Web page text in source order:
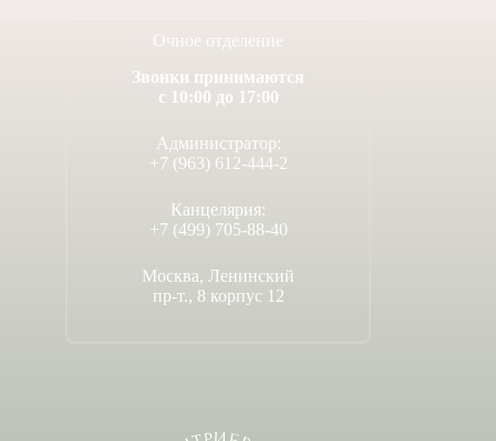
Очное отделение
Звонки принимаются
с 10:00 до 17:00
Администратор:
+7 (963) 612-444-2
Канцелярия:
+7 (499) 705-88-40
Москва, Ленинский
пр-т., 8 корпус 12